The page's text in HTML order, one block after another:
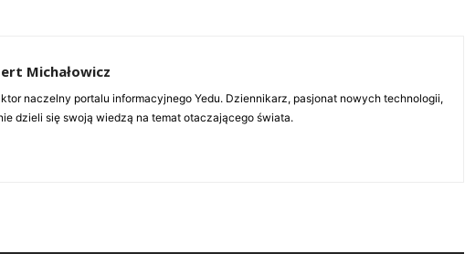
Michałowicz
naczelny portalu informacyjnego Yedu. Dziennikarz, pasjonat nowych technologii,
dzieli się swoją wiedzą na temat otaczającego świata.